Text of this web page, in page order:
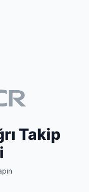
Takip